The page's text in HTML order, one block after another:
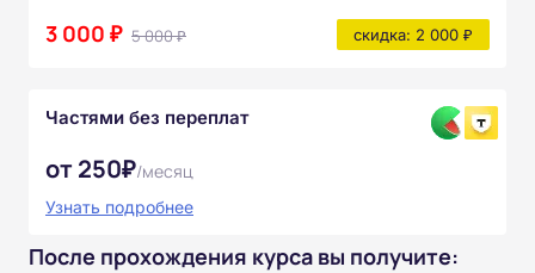
3 000 ₽ 5 000 ₽ скидка: 2 000 ₽
Частями без переплат
от 250₽/месяц
Узнать подробнее
После прохождения курса вы получите: